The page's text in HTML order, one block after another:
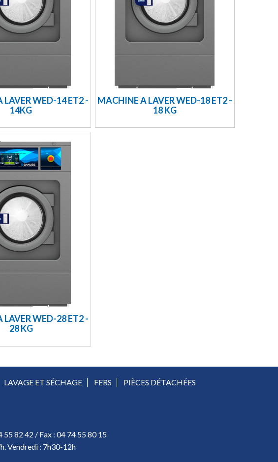
LAVER WED-14 ET2 -
14KG
MACHINE A LAVER WED-18 ET2 -
18 KG
LAVER WED-28 ET2 -
28 KG
LAVAGE ET SÉCHAGE FERS PIÈCES DÉTACHÉES
55 82 42 / Fax : 04 74 55 80 15
Vendredi : 7h30-12h